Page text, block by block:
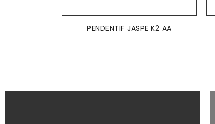
PENDENTIF JASPE K2 AA